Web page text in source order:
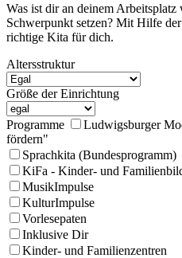
Was ist dir an deinem
Schwerpunkt setzen? Mit Hilfe
richtige Kita für dich.
Altersstruktur
Größe der Einrichtung
Programme
Ludwigsburger
fördern"
Sprachkita (Bundesprogramm)
KiFa - Kinder- und
MusikImpulse
KulturImpulse
Vorlesepaten
Inklusive Dir
Kinder- und Familienzentren